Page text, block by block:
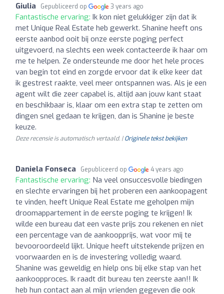
Giulia Gepubliceerd op 3 years ago
Fantastische ervaring: Ik kon niet gelukkiger zijn dat ik
met Unique Real Estate heb gewerkt. Shanine heeft ons
eerste aanbod ooit bij onze eerste poging perfect
uitgevoerd, na slechts een week contacteerde ik haar om
me te helpen. Ze ondersteunde me door het hele proces
van begin tot eind en zorgde ervoor dat ik elke keer dat
ik gestrest raakte, veel meer ontspannen was. Als je een
agent wilt die zeer capabel is, altijd aan jouw kant staat
en beschikbaar is, klaar om een extra stap te zetten om
dingen snel gedaan te krijgen, dan is Shanine je beste
keuze.
Deze recensie is automatisch vertaald. |Originele tekst bekijken
Daniela Fonseca Gepubliceerd op 4 years ago
Fantastische ervaring: Na veel onsuccesvolle biedingen
en slechte ervaringen bij het proberen een aankoopagent
te vinden, heeft Unique Real Estate me geholpen mijn
droomappartement in de eerste poging te krijgen! Ik
wilde een bureau dat een vaste prijs zou rekenen en niet
een percentage van de aankoopprijs, wat voor mij te
bevooroordeeld lijkt. Unique heeft uitstekende prijzen en
voorwaarden en is de investering volledig waard.
Shanine was geweldig en hielp ons bij elke stap van het
aankoopproces. Ik raadt dit bureau ten zeerste aan!! Ik
heb hun contact aan al mijn vrienden gegeven die ook